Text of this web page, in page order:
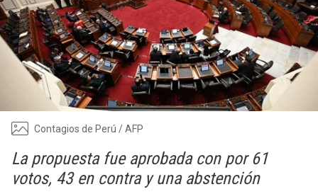
Contagios de Perú / AFP
La propuesta fue aprobada con por 61
votos, 43 en contra y una abstención